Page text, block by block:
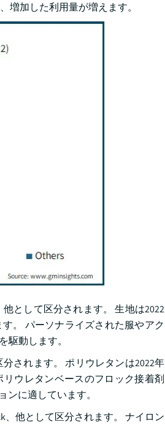
加した利用量が増えます。
として区分されます。 生地は2022
。 パーソナライズされた服やアク
動します。
されます。 ポリウレタンは2022年
リウレタンベースのフロック接着剤
に適しています。
他として区分されます。 ナイロン